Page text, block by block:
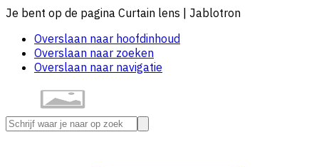
Je bent op de pagina Curtain lens | Jablotron
Overslaan naar hoofdinhoud
Overslaan naar zoeken
Overslaan naar navigatie